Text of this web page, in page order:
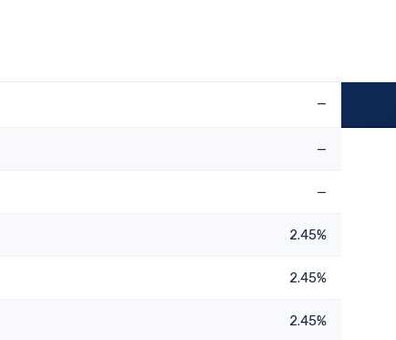
—
—
—
2.45%
2.45%
2.45%